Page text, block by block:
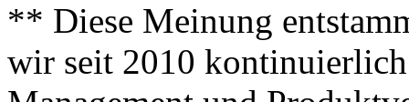
** Diese Meinung
wir seit 2010